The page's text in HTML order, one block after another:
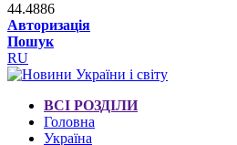
44.4886
Авторизація
Пошук
RU
ВСІ РОЗДІЛИ
Головна
Україна